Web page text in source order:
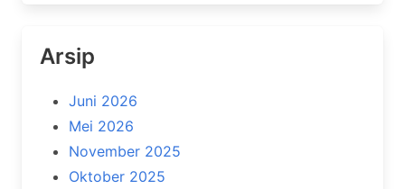
Arsip
Juni 2026
Mei 2026
November 2025
Oktober 2025